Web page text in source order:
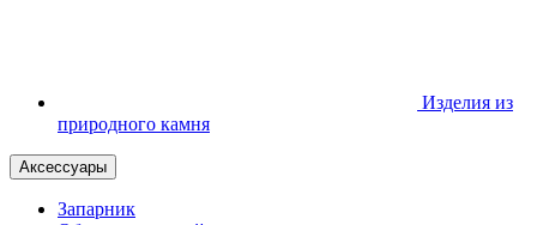
Изделия из
природного камня
Аксессуары
Запарник